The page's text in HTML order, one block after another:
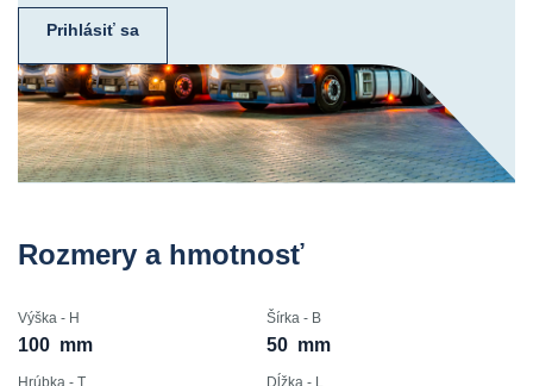
Prihlásiť sa
Rozmery a hmotnosť
Výška - H
100 mm
Šírka - B
50 mm
Hrúbka - T Dĺžka - L